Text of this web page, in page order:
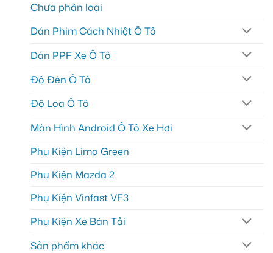
Chưa phân loại
Dán Phim Cách Nhiệt Ô Tô
Dán PPF Xe Ô Tô
Độ Đèn Ô Tô
Độ Loa Ô Tô
Màn Hình Android Ô Tô Xe Hơi
Phụ Kiện Limo Green
Phụ Kiện Mazda 2
Phụ Kiện Vinfast VF3
Phụ Kiện Xe Bán Tải
Sản phẩm khác